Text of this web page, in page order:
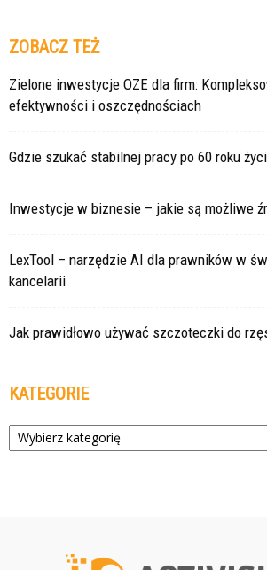
ZOBACZ TEŻ
Zielone inwestycje OZE dla firm:
efektywności i oszczędnościach
Gdzie szukać stabilnej pracy po 60 roku
Inwestycje w biznesie – jakie są możliwe
LexTool – narzędzie AI dla prawników w
kancelarii
Jak prawidłowo używać szczoteczki do
KATEGORIE
Kategorie